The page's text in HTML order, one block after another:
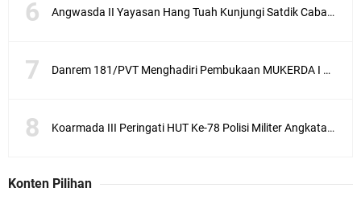
Angwasda II Yayasan Hang Tuah Kunjungi Satdik Cabang Surabaya
Danrem 181/PVT Menghadiri Pembukaan MUKERDA I Majelis Daerah GPdI Provinsi PBD
Koarmada III Peringati HUT Ke-78 Polisi Militer Angkatan Laut
Konten Pilihan